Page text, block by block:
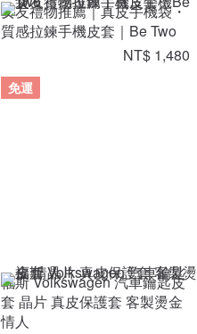
女友禮物推薦｜真皮手機袋・
質感拉鍊手機皮套｜Be Two
NT$ 1,480
免運
福斯 Volkswagen 汽車鑰匙皮
套 晶片 真皮保護套 客製燙金
情人